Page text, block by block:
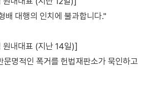
배 대행의 인치에 불과합니다."
원내대표 (지난 14일)]
명적인 폭거를 헌법재판소가 묵인하고